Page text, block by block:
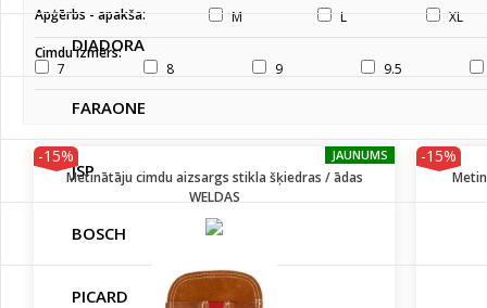
DIADORA
FARAONE
JSP
BOSCH
PICARD
Apģērbs - apakša:
M L
XL
Cimdu izmērs:
7
8 9 9.5
-15% JAUNUMS
Metinātāju cimdu aizsargs stikla šķiedras / ādas
WELDAS
-15%